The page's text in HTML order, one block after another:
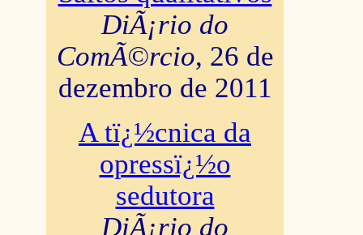
DiÃ¡rio do
ComÃ©rcio, 26 de
dezembro de 2011
A tï¿½cnica da
opressï¿½o
sedutora
DiÃ¡rio do